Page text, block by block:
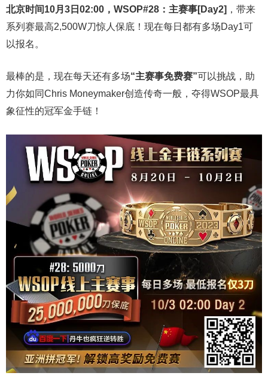
北京时间10月3日02:00，WSOP#28：主赛事[Day2] ，带来
系列赛最高2,500W刀惊人保底！现在每日都有多场Day1可
以报名。
最棒的是，现在每天还有多场“主赛事免费赛”可以挑战，助
力你如同Chris Moneymaker创造传奇一般，夺得WSOP最具
象征性的冠军金手链！